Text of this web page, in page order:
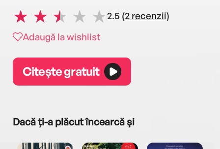
2.5 (2 recenzii)
Adaugă la wishlist
Citește gratuit
Dacă ți-a plăcut încearcă și